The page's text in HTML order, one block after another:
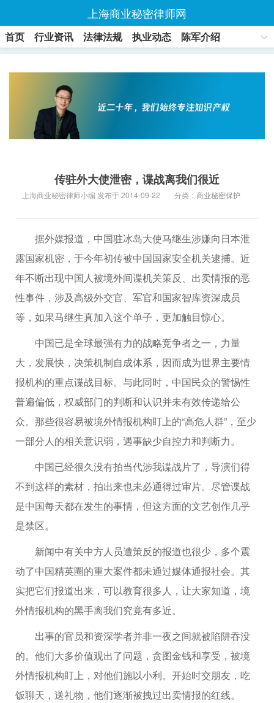
上海商业秘密律师网
首页 行业资讯 法律法规 执业动态
陈军介绍
传驻外大使泄密，谍战离我们很近
上海商业秘密律师小编 发布于 2014-09-22 分类： 商业秘密保护
据外媒报道，中国驻冰岛大使马继生涉嫌向日本泄
露国家机密，于今年初传被中国国家安全机关逮捕。近
年不断出现中国人被境外间谍机关策反、出卖情报的恶
性事件，涉及高级外交官、军官和国家智库资深成员
等，如果马继生真加入这个单子，更加触目惊心。
中国已是全球最强有力的战略竞争者之一，力量
大，发展快，决策机制自成体系，因而成为世界主要情
报机构的重点谍战目标。与此同时，中国民众的警惕性
普遍偏低，权威部门的判断和认识并未有效传递给公
众。那些很容易被境外情报机构盯上的“高危人群”，至少
一部分人的相关意识弱，遇事缺少自控力和判断力。
中国已经很久没有拍当代涉我谍战片了，导演们得
不到这样的素材，拍出来也未必通得过审片。尽管谍战
是中国每天都在发生的事情，但这方面的文艺创作几乎
是禁区。
新闻中有关中方人员遭策反的报道也很少，多个震
动了中国精英圈的重大案件都未通过媒体通报社会。其
实把它们报道出来，可以教育很多人，让大家知道，境
外情报机构的黑手离我们究竟有多近。
出事的官员和资深学者并非一夜之间就被陷阱吞没
的。他们大多价值观出了问题，贪图金钱和享受，被境
外情报机构盯上，对他们施以小利。开始时交朋友，吃
饭聊天，送礼物，他们逐渐被拽过出卖情报的红线。